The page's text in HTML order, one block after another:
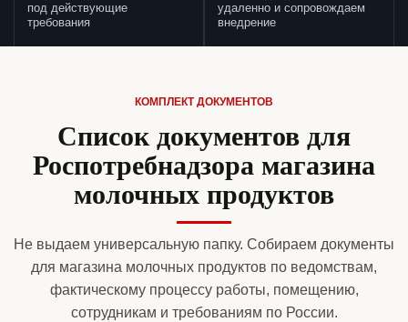
под действующие
требования
удаленно и сопровождаем
внедрение
КОМПЛЕКТ ДОКУМЕНТОВ
Список документов для
Роспотребнадзора магазина
молочных продуктов
Не выдаем универсальную папку. Собираем документы
для магазина молочных продуктов по ведомствам,
фактическому процессу работы, помещению,
сотрудникам и требованиям по России.